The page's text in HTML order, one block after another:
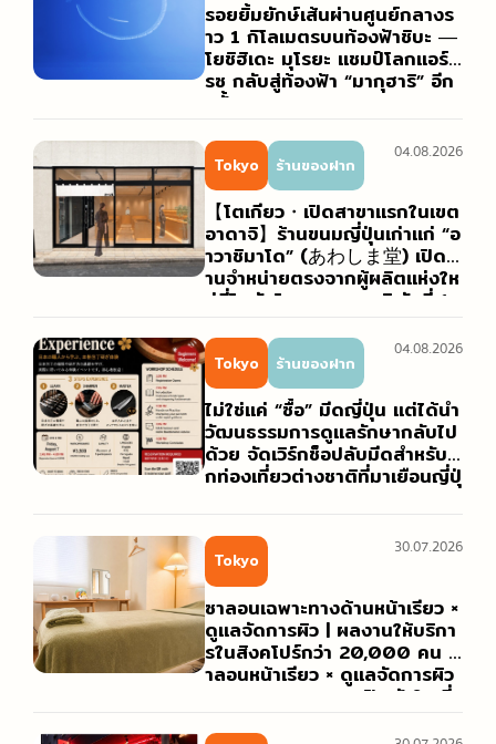
รอยยิ้มยักษ์เส้นผ่านศูนย์กลางร
าว 1 กิโลเมตรบนท้องฟ้าชิบะ ―
โยชิฮิเดะ มุโรยะ แชมป์โลกแอร์เ
รซ กลับสู่ท้องฟ้า “มากุฮาริ” อีก
ครั้ง
Tokyo ร้านของฝาก
【โตเกียว・เปิดสาขาแรกในเขต
อาดาจิ】ร้านขนมญี่ปุ่นเก่าแก่ “อ
าวาชิมาโด” (あわしま堂) เปิดร้
านจำหน่ายตรงจากผู้ผลิตแห่งให
ม่ที่โกตันโนะ เขตอาดาจิ วันที่ 1
04.08.2026
Tokyo ร้านของฝาก
ไม่ใช่แค่ “ซื้อ” มีดญี่ปุ่น แต่ได้นำ
วัฒนธรรมการดูแลรักษากลับไป
ด้วย จัดเวิร์กช็อปลับมีดสำหรับนั
กท่องเที่ยวต่างชาติที่มาเยือนญี่ปุ่
04.08.2026
Tokyo
ซาลอนเฉพาะทางด้านหน้าเรียว ×
ดูแลจัดการผิว | ผลงานให้บริกา
รในสิงคโปร์กว่า 20,000 คน ซ
าลอนหน้าเรียว × ดูแลจัดการผิว
“Atelier Kogao” เปิดตัวในญี่
30.07.2026